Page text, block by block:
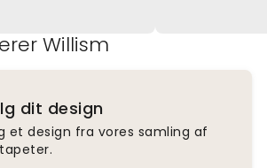
Willism
dit design
et design fra vores samling af